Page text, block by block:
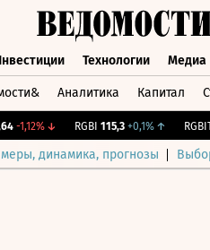
Технологии Медиа
Аналитика Капитал
-1,12%↓ RGBI 115,3 +0,1%↑
динамика, прогнозы